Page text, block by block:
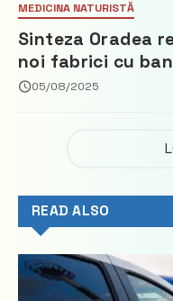
MEDICINA NATURISTĂ
Sinteza Oradea
noi fabrici cu bani
demisionează –
05/08/2025
READ ALSO